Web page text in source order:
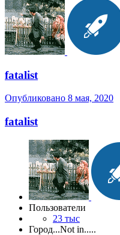
fatalist
Опубликовано 8 мая, 2020
fatalist
Пользователи
23 тыс
Город...Not in.....